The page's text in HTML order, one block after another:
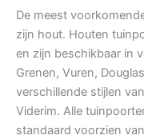
De meest
zijn hout. Houten
en zijn beschikbaar in
Grenen, Vuren,
verschillende stijlen
Viderim. Alle
standaard voorzien